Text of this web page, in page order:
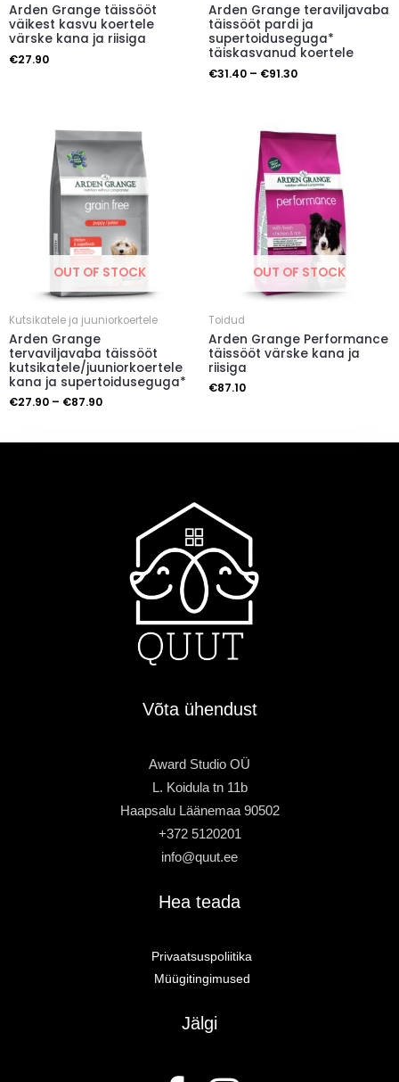
Arden Grange täissööt
väikest kasvu koertele
värske kana ja riisiga
€27.90
Arden Grange teraviljavaba
täissööt pardi ja
supertoiduseguga*
täiskasvanud koertele
€31.40 – €91.30
OUT OF STOCK
Kutsikatele ja juuniorkoertele
Arden Grange
tervaviljavaba täissööt
kutsikatele/juuniorkoertele
kana ja supertoiduseguga*
€27.90 – €87.90
OUT OF STOCK
Toidud
Arden Grange Performance
täissööt värske kana ja
riisiga
€87.10
Võta ühendust
Award Studio OÜ
L. Koidula tn 11b
Haapsalu Läänemaa 90502
+372 5120201
info@quut.ee
Hea teada
Privaatsuspoliitika
Müügitingimused
Jälgi